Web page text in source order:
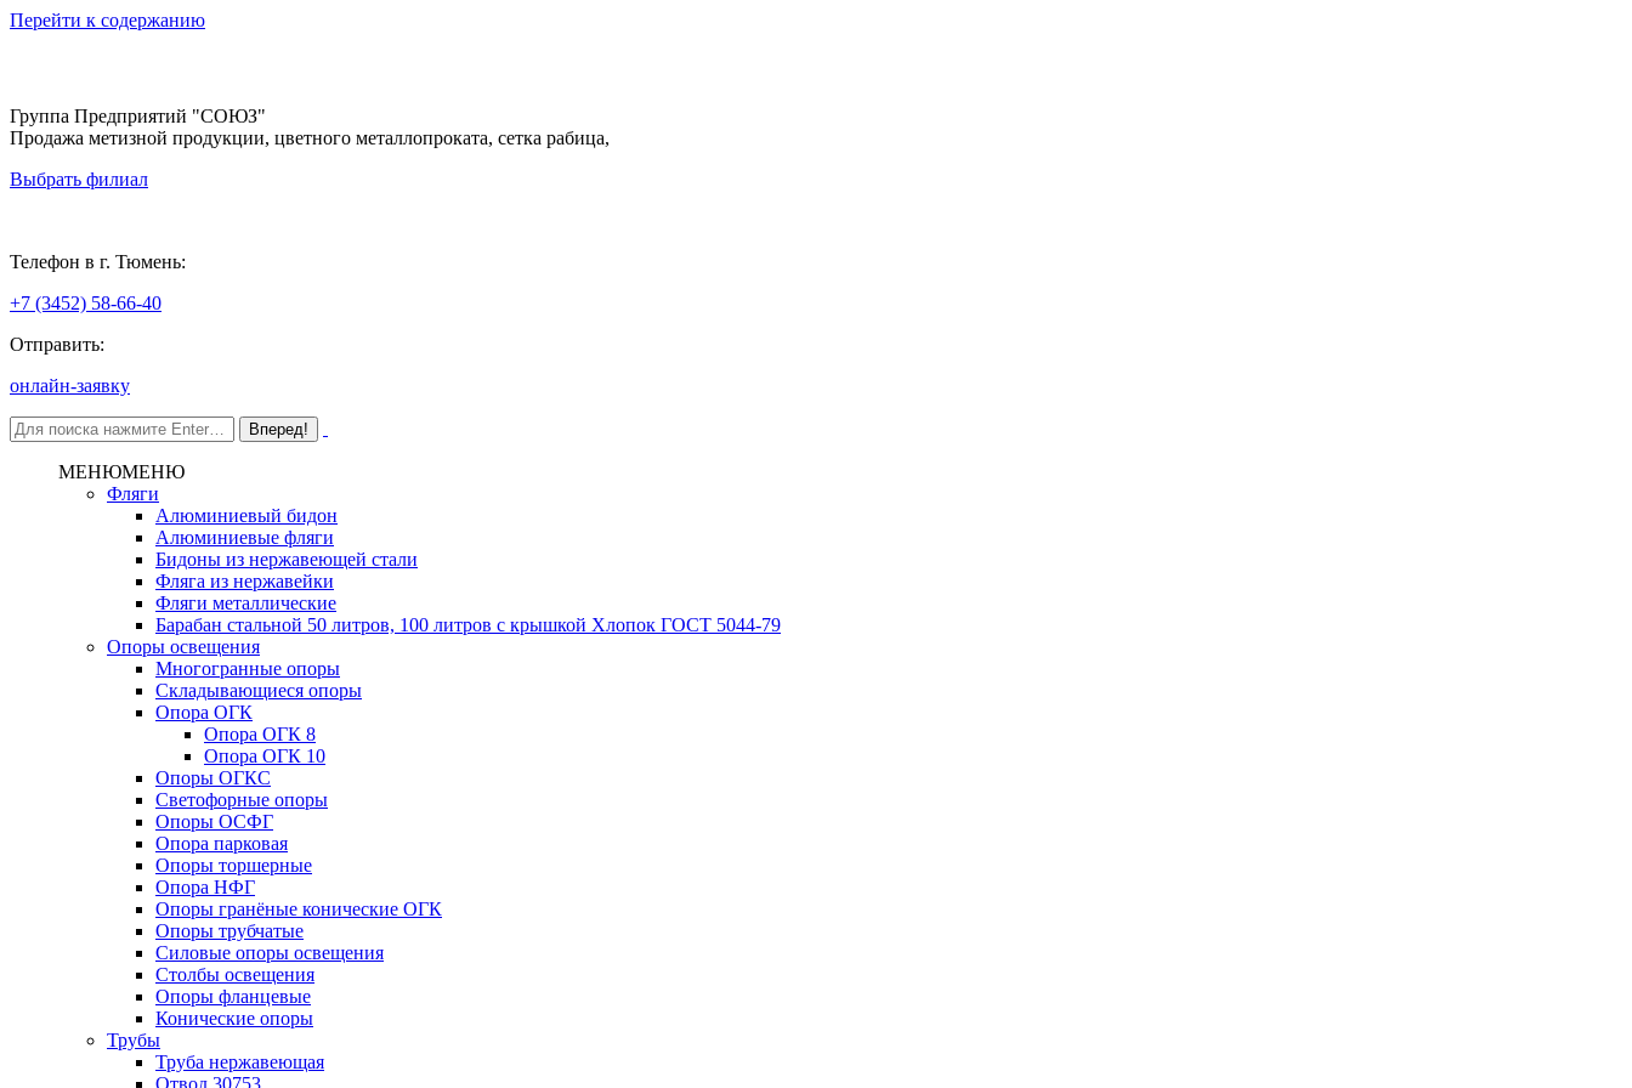
Перейти к содержанию
Группа Предприятий "СОЮЗ"
Продажа метизной продукции, цветного металлопроката, сетка рабица,
Выбрать филиал
Телефон в г. Тюмень:
+7 (3452) 58-66-40
Отправить:
онлайн-заявку
МЕНЮМЕНЮ
Фляги
Алюминиевый бидон
Алюминиевые фляги
Бидоны из нержавеющей стали
Фляга из нержавейки
Фляги металлические
Барабан стальной 50 литров, 100 литров с крышкой Хлопок ГОСТ 5044-79
Опоры освещения
Многогранные опоры
Складывающиеся опоры
Опора ОГК
Опора ОГК 8
Опора ОГК 10
Опоры ОГКС
Светофорные опоры
Опоры ОСФГ
Опора парковая
Опоры торшерные
Опора НФГ
Опоры гранёные конические ОГК
Опоры трубчатые
Силовые опоры освещения
Столбы освещения
Опоры фланцевые
Конические опоры
Трубы
Труба нержавеющая
Отвод 30753